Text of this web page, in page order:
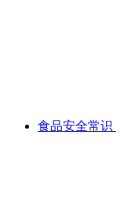
食品安全常识